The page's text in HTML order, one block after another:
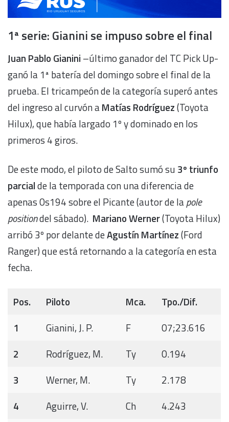
1ª serie: Gianini se impuso sobre el final
Juan Pablo Gianini –último ganador del TC Pick Up-
ganó la 1ª batería del domingo sobre el final de la
prueba. El tricampeón de la categoría superó antes
del ingreso al curvón aMatías Rodríguez(Toyota
Hilux), que había largado 1º y dominado en los
primeros 4 giros.
De este modo, el piloto de Salto sumó su 3º triunfo
parcialde la temporada con una diferencia de
apenas 0s194 sobre el Picante (autor de lapole
positiondel sábado). Mariano Werner(Toyota Hilux)
arribó 3º por delante deAgustín Martínez(Ford
Ranger) que está retornando a la categoría en esta
fecha.
Pos. Piloto Mca.
Tpo./Dif.
1
Gianini, J. P. F
07;23.616
2
Rodríguez, M. Ty
0.194
3
Werner, M. Ty
2.178
4
Aguirre, V. Ch
4.243